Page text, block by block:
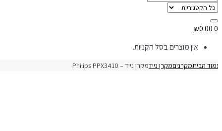
₪0.00
אין מוצרים בסל הקניות.
הביתמקרניםמקרן ניידמקרן נייד – Philips PPX3410